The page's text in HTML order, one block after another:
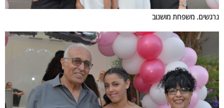
נרגשים. משפחת מושנוב